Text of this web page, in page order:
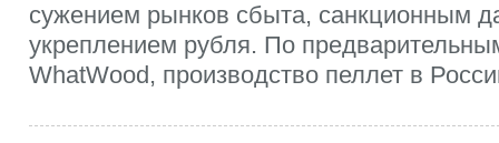
сужением рынков сбыта, санкционным
укреплением рубля. По
WhatWood, производство пеллет в